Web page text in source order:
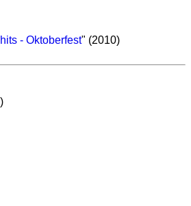
- Oktoberfest" (2010)